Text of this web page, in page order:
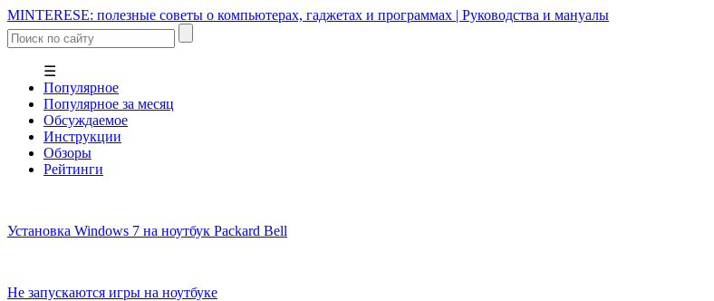
MINTERESE: полезные советы о компьютерах, гаджетах и программах | Руководства и мануалы
☰
Популярное
Популярное за месяц
Обсуждаемое
Инструкции
Обзоры
Рейтинги
Установка Windows 7 на ноутбук Packard Bell
Не запускаются игры на ноутбуке